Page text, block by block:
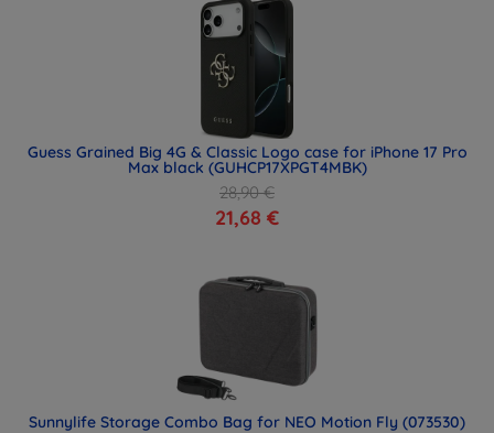
Guess Grained Big 4G & Classic Logo case for iPhone 17 Pro
Max black (GUHCP17XPGT4MBK)
28,90 €
21,68 €
Sunnylife Storage Combo Bag for NEO Motion Fly (073530)